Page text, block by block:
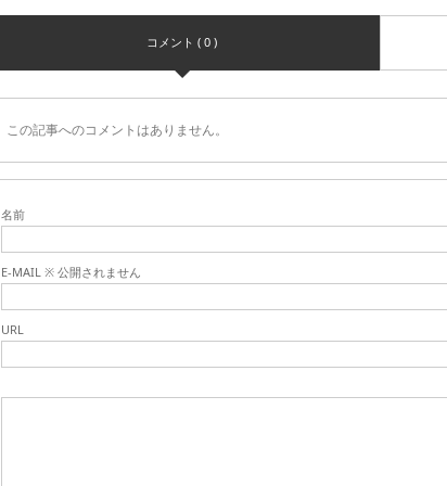
コメント ( 0 )
この記事へのコメントはありません。
名前
E-MAIL ※ 公開されません
URL